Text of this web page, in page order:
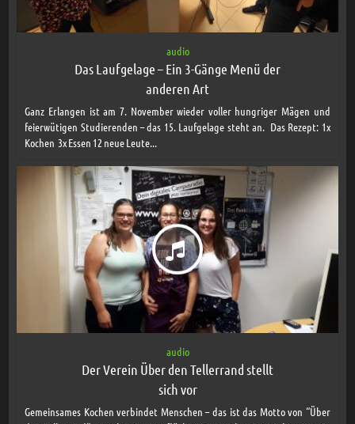
audio
Das Laufgelage – Ein 3-Gänge Menü der
anderen Art
Ganz Erlangen ist am 7. November wieder voller hungriger Mägen und
feierwütigen Studierenden – das 15. Laufgelage steht an. Das Rezept: 1x
Kochen 3x Essen 12 neue Leute...
audio
Der Verein Über den Tellerrand stellt
sich vor
Gemeinsames Kochen verbindet Menschen – das ist das Motto von “Über